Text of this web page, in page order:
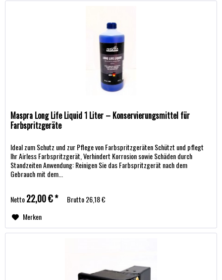
Maspra Long Life Liquid 1 Liter – Konservierungsmittel für
Farbspritzgeräte
Ideal zum Schutz und zur Pflege von Farbspritzgeräten Schützt und pflegt
Ihr Airless Farbspritzgerät, Verhindert Korrosion sowie Schäden durch
Standzeiten Anwendung: Reinigen Sie das Farbspritzgerät nach dem
Gebrauch mit dem...
Netto22,00 € * Brutto26,18 €
Merken